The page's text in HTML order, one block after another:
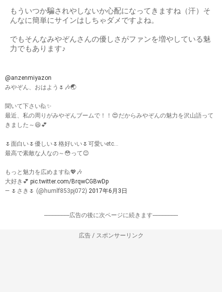
もういつか騙されやしないか心配になってきますね（汗）そ
んなに簡単にサインはしちゃダメですよね。
でもそんなみやぞんさんの優しさがファンを増やしている魅
力でもあります♪
@anzenmiyazon
みやぞん、おはよう🌷🎶🌏
聞いて下さい🙋✨
最近、私の周りがみやぞんブームで！！😍だからみやぞんの魅力を沢山語って
きました～😆💕
🌷面白い🌷優しい🌷格好いい🌷可愛いetc...
最高で素敵な人なの～😳って😊
もっと魅力を広めます🙋💖🎶
大好き💕 pic.twitter.com/BrqwCGBwDp
— 🌷さき🌷 (@humlf853pj072) 2017年6月3日
-----------------広告の後に次ページに続きます-----------------
広告 / スポンサーリンク